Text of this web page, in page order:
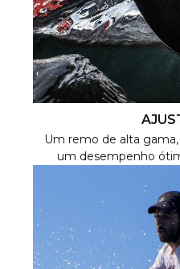
Um remo de alta
um desempenho